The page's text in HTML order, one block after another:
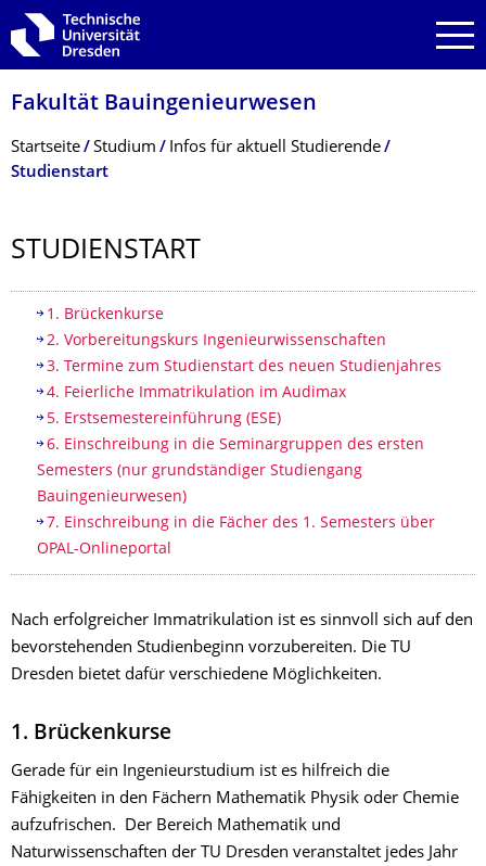
Zur Hauptnavigation springen
Zur Suche springen
Zum Inhalt springen
Fakultät Bauingenieurwesen
Breadcrumb-Menü
Startseite Studium
Infos für aktuell Studierende
Studienstart
STUDIENSTART
Inhaltsverzeichnis
1. Brückenkurse
2. Vorbereitungskurs Ingenieurwissenschaften
3. Termine zum Studienstart des neuen Studienjahres
4. Feierliche Immatrikulation im Audimax
5. Erstsemestereinführung (ESE)
6. Einschreibung in die Seminargruppen des ersten
Semesters (nur grundständiger Studiengang
Bauingenieurwesen)
7. Einschreibung in die Fächer des 1. Semesters über
OPAL-Onlineportal
Nach erfolgreicher Immatrikulation ist es sinnvoll sich auf den
bevorstehenden Studienbeginn vorzubereiten. Die TU
Dresden bietet dafür verschiedene Möglichkeiten.
1. Brückenkurse
Gerade für ein Ingenieurstudium ist es hilfreich die
Fähigkeiten in den Fächern Mathematik Physik oder Chemie
aufzufrischen. Der Bereich Mathematik und
Naturwissenschaften der TU Dresden veranstaltet jedes Jahr